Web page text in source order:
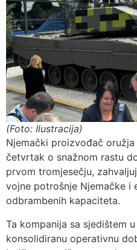
(Foto: Ilustracija)
Njemački proizvođač
četvrtak o snažnom rastu
prvom tromjesečju,
vojne potrošnje Njemačke i
odbrambenih kapaciteta.
Ta kompanija sa sjedištem
konsolidiranu operativnu